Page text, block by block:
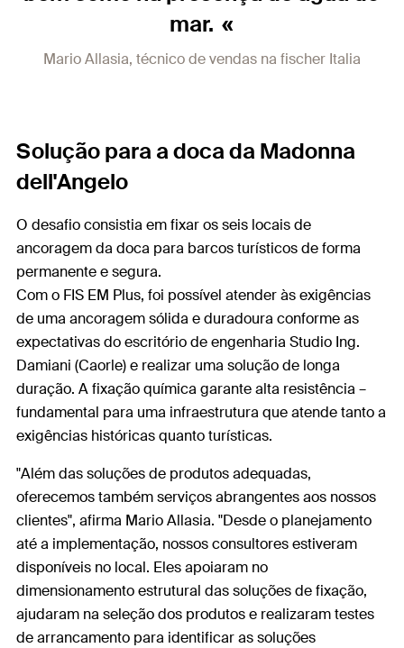
mar.
Mario Allasia, técnico de vendas na fischer Italia
Solução para a doca da Madonna
dell'Angelo
O desafio consistia em fixar os seis locais de
ancoragem da doca para barcos turísticos de forma
permanente e segura.
Com o FIS EM Plus, foi possível atender às exigências
de uma ancoragem sólida e duradoura conforme as
expectativas do escritório de engenharia Studio Ing.
Damiani (Caorle) e realizar uma solução de longa
duração. A fixação química garante alta resistência –
fundamental para uma infraestrutura que atende tanto a
exigências históricas quanto turísticas.
"Além das soluções de produtos adequadas,
oferecemos também serviços abrangentes aos nossos
clientes", afirma Mario Allasia. "Desde o planejamento
até a implementação, nossos consultores estiveram
disponíveis no local. Eles apoiaram no
dimensionamento estrutural das soluções de fixação,
ajudaram na seleção dos produtos e realizaram testes
de arrancamento para identificar as soluções